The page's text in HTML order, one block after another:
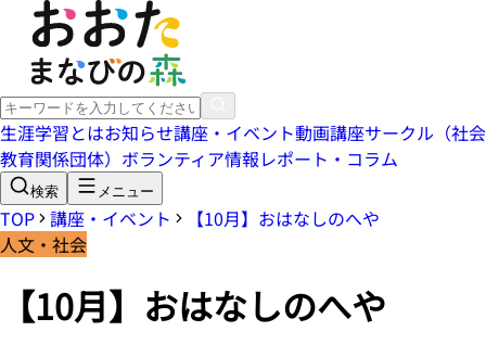
生涯学習とはお知らせ講座・イベント動画講座サークル（社会
教育関係団体） ボランティア情報レポート・コラム
検索 メニュー
TOP 講座・イベント
【10月】おはなしのへや
人文・社会
【10月】おはなしのへや